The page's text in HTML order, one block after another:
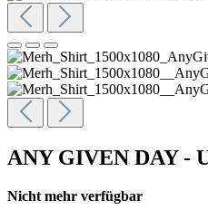
ANY GIVEN DAY -
Nicht mehr verfügbar